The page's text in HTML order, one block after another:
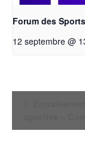
Forum des
12 septembre @